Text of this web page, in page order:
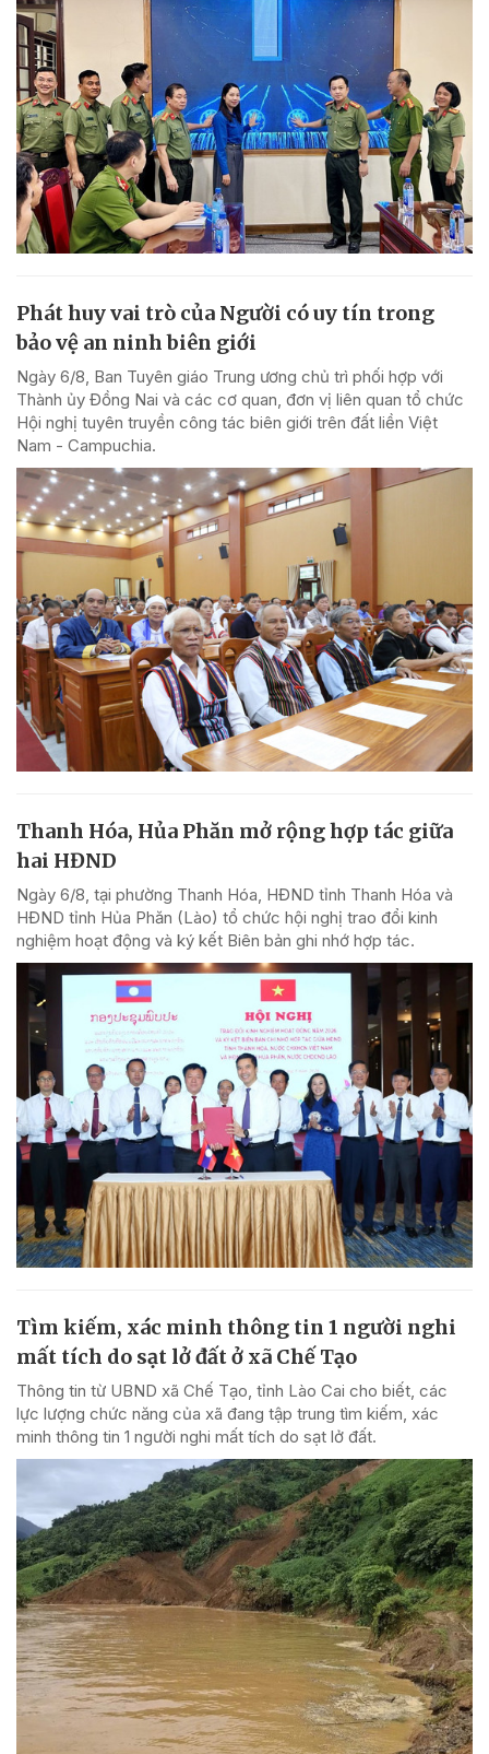
Phát huy vai trò của Người có uy tín trong
bảo vệ an ninh biên giới
Ngày 6/8, Ban Tuyên giáo Trung ương chủ trì phối hợp với
Thành ủy Đồng Nai và các cơ quan, đơn vị liên quan tổ chức
Hội nghị tuyên truyền công tác biên giới trên đất liền Việt
Nam - Campuchia.
Thanh Hóa, Hủa Phăn mở rộng hợp tác giữa
hai HĐND
Ngày 6/8, tại phường Thanh Hóa, HĐND tỉnh Thanh Hóa và
HĐND tỉnh Hủa Phăn (Lào) tổ chức hội nghị trao đổi kinh
nghiệm hoạt động và ký kết Biên bản ghi nhớ hợp tác.
Tìm kiếm, xác minh thông tin 1 người nghi
mất tích do sạt lở đất ở xã Chế Tạo
Thông tin từ UBND xã Chế Tạo, tỉnh Lào Cai cho biết, các
lực lượng chức năng của xã đang tập trung tìm kiếm, xác
minh thông tin 1 người nghi mất tích do sạt lở đất.